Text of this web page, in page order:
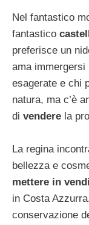
Nel fantastico
fantastico
preferisce un
ama
esagerate e chi
natura, ma c’è
di vendere la
La regina
bellezza e
mettere in
in Costa
conservazione